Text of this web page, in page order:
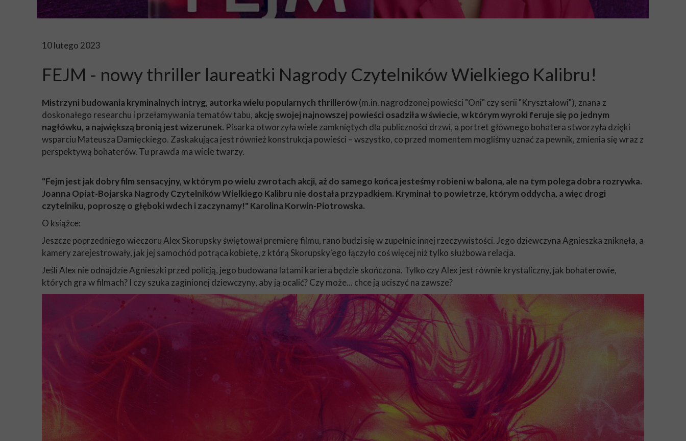
10 lutego 2023
FEJM - nowy thriller laureatki Nagrody Czytelników Wielkiego Kalibru!
Mistrzyni budowania kryminalnych intryg, autorka wielu popularnych thrillerów(m.in. nagrodzonej powieści "Oni" czy serii "Kryształowi"), znana z
doskonałego researchu i przełamywania tematów tabu, akcję swojej najnowszej powieści osadziła w świecie, w którym wyroki feruje się po jednym
nagłówku, a największą bronią jest wizerunek. Pisarka otworzyła wiele zamkniętych dla publiczności drzwi, a portret głównego bohatera stworzyła dzięki
wsparciu Mateusza Damięckiego. Zaskakująca jest również konstrukcja powieści – wszystko, co przed momentem mogliśmy uznać za pewnik, zmienia się wraz z
perspektywą bohaterów. Tu prawda ma wiele twarzy.
"Fejm jest jak dobry film sensacyjny, w którym po wielu zwrotach akcji, aż do samego końca jesteśmy robieni w balona, ale na tym polega dobra rozrywka.
Joanna Opiat-Bojarska Nagrody Czytelników Wielkiego Kalibru nie dostała przypadkiem. Kryminał to powietrze, którym oddycha, a więc drogi
czytelniku, poproszę o głęboki wdech i zaczynamy!" Karolina Korwin-Piotrowska.
O książce:
Jeszcze poprzedniego wieczoru Alex Skorupsky świętował premierę filmu, rano budzi się w zupełnie innej rzeczywistości. Jego dziewczyna Agnieszka zniknęła, a
kamery zarejestrowały, jak jej samochód potrąca kobietę, z którą Skorupsky'ego łączyło coś więcej niż tylko służbowa relacja.
Jeśli Alex nie odnajdzie Agnieszki przed policją, jego budowana latami kariera będzie skończona. Tylko czy Alex jest równie krystaliczny, jak bohaterowie,
których gra w filmach? I czy szuka zaginionej dziewczyny, aby ją ocalić? Czy może... chce ją uciszyć na zawsze?